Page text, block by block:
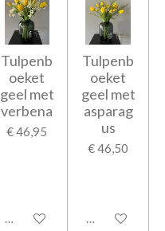
Tulpenb
oeket
geel met
verbena
€ 46,95
In winkelwagen
Tulpenb
oeket
geel met
asparag
us
€ 46,50
In